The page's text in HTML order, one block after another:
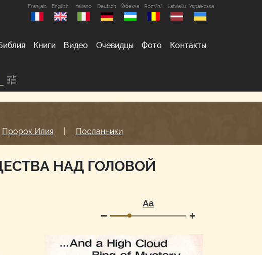
Français English Italiano Deutsch Ўзбекча Română Latviešu Українська
Книги Видео Очевидцы Фото Контакты
Пророк Илия Посланники
НАД ГОЛОВОЙ
Аа